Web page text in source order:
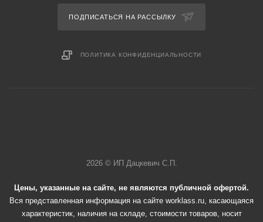
ПОДПИСАТЬСЯ НА РАССЫЛКУ
ПОЛИТИКА КОНФИДЕНЦИАЛЬНОСТИ
2026 © ИП Дацкевич С.П.
Цены, указанные на сайте, не являются публичной офертой.
Вся представленная информация на сайте worklass.ru, касающаяся
характеристик, наличия на складе, стоимости товаров, носит